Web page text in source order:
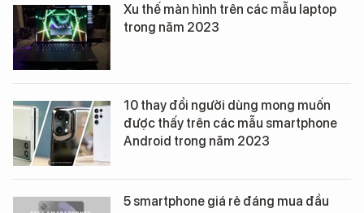
Xu thế màn hình trên các mẫu laptop
trong năm 2023
10 thay đổi người dùng mong muốn
được thấy trên các mẫu smartphone
Android trong năm 2023
5 smartphone giá rẻ đáng mua đầu